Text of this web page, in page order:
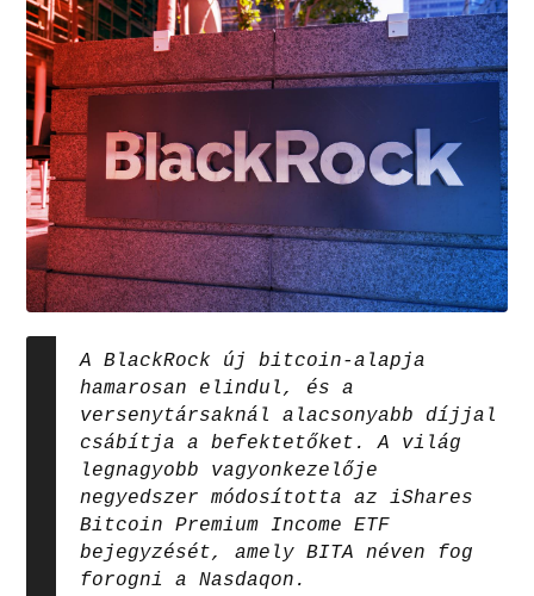
A BlackRock új bitcoin-alapja
hamarosan elindul, és a
versenytársaknál alacsonyabb díjjal
csábítja a befektetőket. A világ
legnagyobb vagyonkezelője
negyedszer módosította az iShares
Bitcoin Premium Income ETF
bejegyzését, amely BITA néven fog
forogni a Nasdaqon.